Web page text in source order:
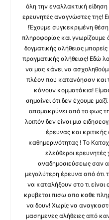
όλη την εναλλακτική
ερευνητές αναγνώστες της!
!Έχουμε συγκεκριμένη
πληροφορίας και γνωρίζουμε
δογματικής αλήθειας
πραγματικής αλήθειας! Εδώ
να μας κάνει να
πλέον που κατανόησαν και
κάνουν κομματάκια!
σημαίνει ότι δεν έχουμε
απομακρύνει από το φως
λοιπόν δεν είναι μια
έρευνας και
καθημερινότητας ! Το
ελεύθεροι ερευνητές
αναδημοσιεύσεως σαν
μεγαλύτερη έρευνα από ότι
να καταλήξουν στο τι είναι
κρυβεται πισω απο καθε
να δουν! Χωρίς να
μασημενες αλήθειες από